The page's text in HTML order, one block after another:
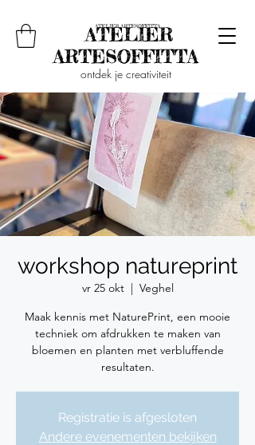
ontdek je creativiteit
workshop natureprint
vr 25 okt
  |
Veghel
Maak kennis met NaturePrint, een mooie
techniek om afdrukken te maken van
bloemen en planten met verbluffende
resultaten.
Registratie is afgesloten
Andere evenementen bekijken